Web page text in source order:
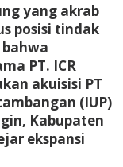
yang akrab
posisi tindak
PT. ICR
akuisisi PT
(IUP)
Kabupaten
ekspansi